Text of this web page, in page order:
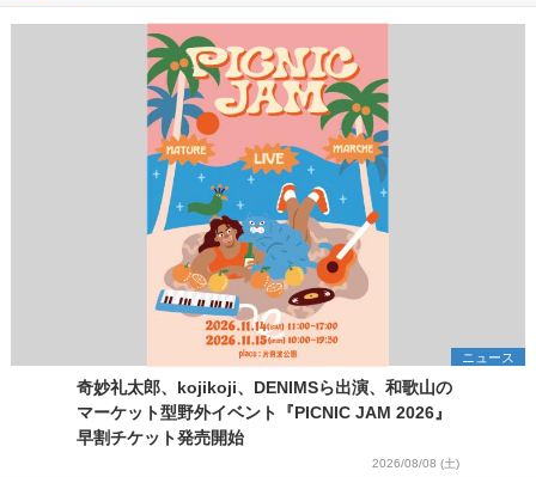
ニュース
奇妙礼太郎、kojikoji、DENIMSら出演、和歌山の
マーケット型野外イベント『PICNIC JAM 2026』
早割チケット発売開始
2026/08/08 (土)